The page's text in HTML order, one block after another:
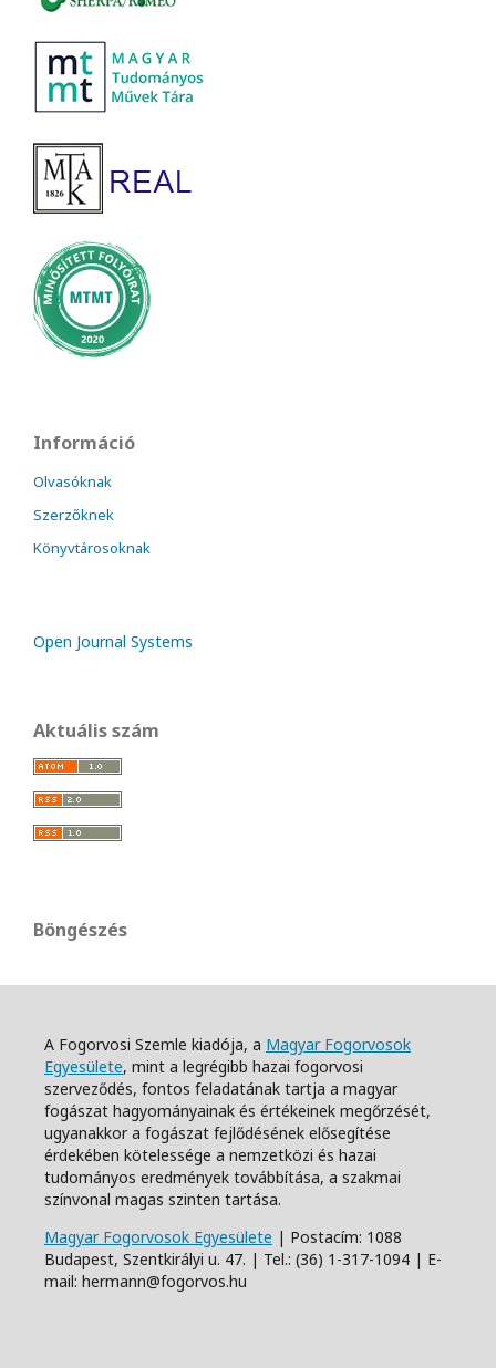
Információ
Olvasóknak
Szerzőknek
Könyvtárosoknak
Open Journal Systems
Aktuális szám
Böngészés
A Fogorvosi Szemle kiadója, a Magyar Fogorvosok
Egyesülete, mint a legrégibb hazai fogorvosi
szerveződés, fontos feladatának tartja a magyar
fogászat hagyományainak és értékeinek megőrzését,
ugyanakkor a fogászat fejlődésének elősegítése
érdekében kötelessége a nemzetközi és hazai
tudományos eredmények továbbítása, a szakmai
színvonal magas szinten tartása.
Magyar Fogorvosok Egyesülete | Postacím: 1088
Budapest, Szentkirályi u. 47. | Tel.: (36) 1-317-1094 | E-
mail: hermann@fogorvos.hu